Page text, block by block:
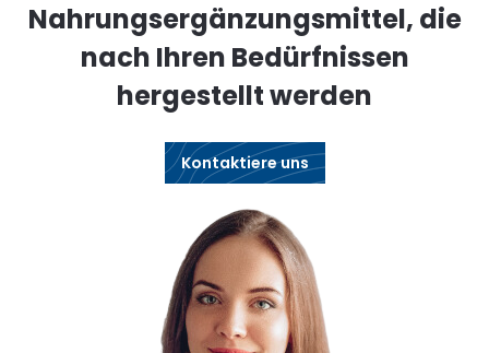
Nahrungsergänzungsmittel, die
nach Ihren Bedürfnissen
hergestellt werden
Kontaktiere uns